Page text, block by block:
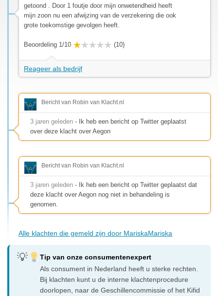
getoond . Door 1 foutje door mijn onwetendheid heeft
mijn zoon nu een afwijzing van de verzekering die ook
grote toekomstige gevolgen heeft.
Beoordeling 1/10 (10)
Reageer als bedrijf
Bericht van Robin van Klacht.nl
3 jaren geleden - Ik heb een bericht op Twitter geplaatst
over deze klacht over Aegon
Bericht van Robin van Klacht.nl
3 jaren geleden - Ik heb een bericht op Twitter geplaatst dat
deze klacht over Aegon nog niet in behandeling is
genomen.
Alle klachten die gemeld zijn door MariskaMariska
Tip van onze consumentenexpert
Als consument in Nederland heeft u sterke rechten.
Bij klachten kunt u de interne klachtenprocedure
doorlopen, naar de Geschillencommissie of het Kifid